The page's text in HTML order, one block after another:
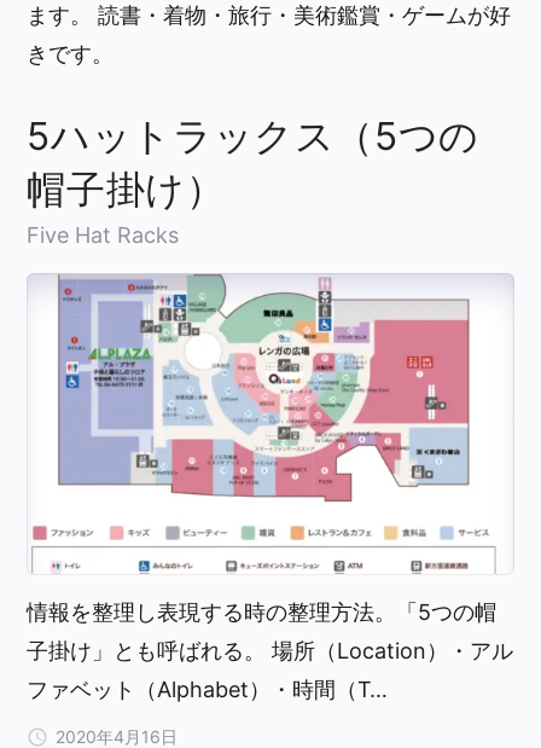
ます。 読書・着物・旅行・美術鑑賞・ゲームが好
きです。
5ハットラックス（5つの
帽子掛け）
Five Hat Racks
情報を整理し表現する時の整理方法。「5つの帽
子掛け」とも呼ばれる。 場所（Location）・アル
ファベット（Alphabet）・時間（T…
2020年4月16日